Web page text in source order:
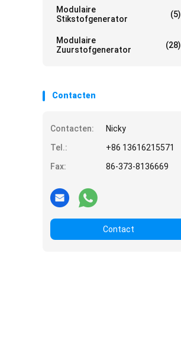
Modulaire
Stikstofgenerator
(5)
Modulaire
Zuurstofgenerator
(28)
Contacten
Contacten:
Nicky
Tel.:
+86 13616215571
Fax:
86-373-8136669
Contact